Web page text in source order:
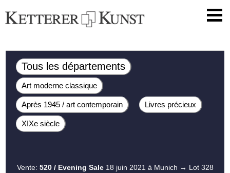
Tous les départements
Art moderne classique
Après 1945 / art contemporain Livres précieux
XIXe siècle
Vente: 520 / Evening Sale18 juin 2021 à Munich → Lot 328